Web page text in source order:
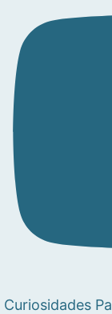
Curiosidades